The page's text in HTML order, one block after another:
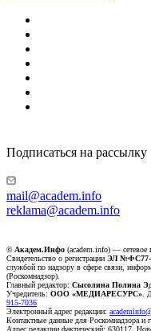
Подписаться на рассылку
mail@academ.info
reklama@academ.info
© Академ.Инфо (academ.info) — сетевое
Свидетельство о регистрации ЭЛ №ФС77-
службой по надзору в сфере связи,
(Роскомнадзор).
Главный редактор: Сысолина Полина
Учредитель: ООО «МЕДИАРЕСУРС» .
915-7036
Электронный адрес редакции:
Контактные данные для Роскомнадзора и
Адрес редакции фактический: 630117,